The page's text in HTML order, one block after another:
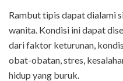
Rambut tipis dapat dialami
wanita. Kondisi ini dapat
dari faktor keturunan,
obat-obatan, stres,
hidup yang buruk.